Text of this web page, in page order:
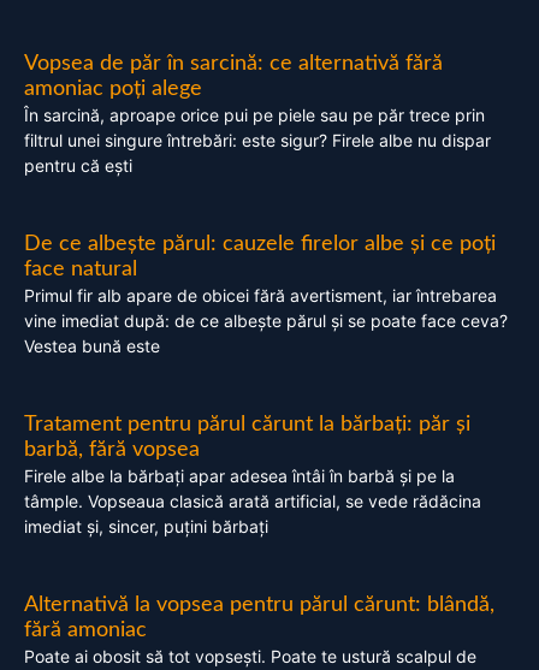
Vopsea de păr în sarcină: ce alternativă fără
amoniac poți alege
În sarcină, aproape orice pui pe piele sau pe păr trece prin
filtrul unei singure întrebări: este sigur? Firele albe nu dispar
pentru că ești
De ce albește părul: cauzele firelor albe și ce poți
face natural
Primul fir alb apare de obicei fără avertisment, iar întrebarea
vine imediat după: de ce albește părul și se poate face ceva?
Vestea bună este
Tratament pentru părul cărunt la bărbați: păr și
barbă, fără vopsea
Firele albe la bărbați apar adesea întâi în barbă și pe la
tâmple. Vopseaua clasică arată artificial, se vede rădăcina
imediat și, sincer, puțini bărbați
Alternativă la vopsea pentru părul cărunt: blândă,
fără amoniac
Poate ai obosit să tot vopsești. Poate te ustură scalpul de